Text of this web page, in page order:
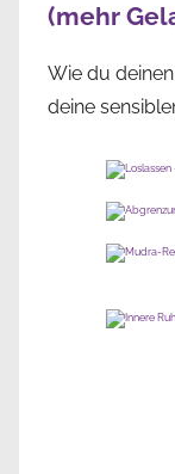
(mehr
Wie du
deine